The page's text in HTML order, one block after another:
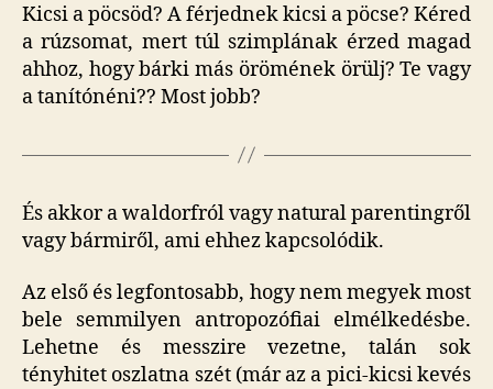
Kicsi a pöcsöd? A férjednek kicsi a pöcse? Kéred
a rúzsomat, mert túl szimplának érzed magad
ahhoz, hogy bárki más örömének örülj? Te vagy
a tanítónéni?? Most jobb?
És akkor a waldorfról vagy natural parentingről
vagy bármiről, ami ehhez kapcsolódik.
Az első és legfontosabb, hogy nem megyek most
bele semmilyen antropozófiai elmélkedésbe.
Lehetne és messzire vezetne, talán sok
tényhitet oszlatna szét (már az a pici-kicsi kevés